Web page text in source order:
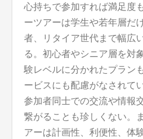
心持ちで参加すれば満足度
ーツアーは学生や若年層だ
者、リタイア世代まで幅広
る。初心者やシニア層を対
験レベルに分かれたプラン
ービスにも配慮がなされて
参加者同士での交流や情報
繋がることも珍しくない。
アーは計画性、利便性、体